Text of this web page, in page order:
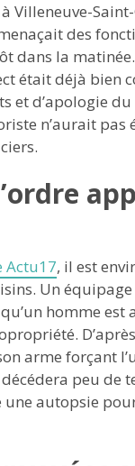
Villeneuve-
des
dans la
était déjà bien
et d’apologie
n’aurait
Actu17, il est
Un équipage
homme
arme forçant
peu de
autopsie